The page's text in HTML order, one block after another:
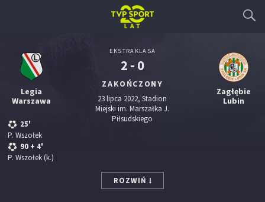
Legia
Warszawa
25'
P. Wszołek
90 + 4'
P. Wszołek (k.)
EKSTRAKLASA
2 - 0
ZAKOŃCZONY
23 lipca 2022, Stadion
Miejski im. Marszałka J.
Piłsudskiego
Zagłębie
Lubin
ROZWIŃ